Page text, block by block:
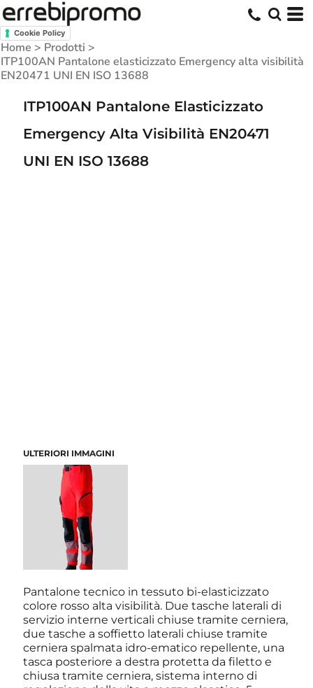
Cookie Policy
Home > Prodotti >
ITP100AN Pantalone elasticizzato Emergency alta visibilità
EN20471 UNI EN ISO 13688
ITP100AN Pantalone Elasticizzato
Emergency Alta Visibilità EN20471
UNI EN ISO 13688
ULTERIORI IMMAGINI
Pantalone tecnico in tessuto bi-elasticizzato
colore rosso alta visibilità. Due tasche laterali di
servizio interne verticali chiuse tramite cerniera,
due tasche a soffietto laterali chiuse tramite
cerniera spalmata idro-ematico repellente, una
tasca posteriore a destra protetta da filetto e
chiusa tramite cerniera, sistema interno di